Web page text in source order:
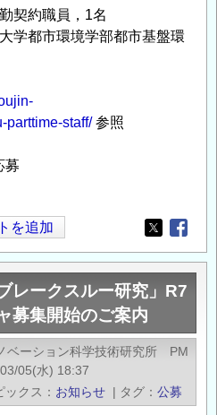
契約職員，1名
学都市環境学部都市基盤環
parttime-staff/参照
募
を追加
Opens in
レークスルー研究」R7
募集開始のご案内
ベーション科学技術研究所 PM
05(水) 18:37
ックス お知らせ | タグ 公募